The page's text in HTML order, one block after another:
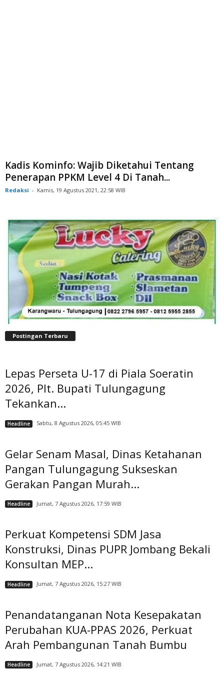
Kadis Kominfo: Wajib Diketahui Tentang
Penerapan PPKM Level 4 Di Tanah...
Redaksi - Kamis, 19 Agustus 2021, 22:58 WIB
Postingan Terbaru
Lepas Perseta U-17 di Piala Soeratin
2026, Plt. Bupati Tulungagung
Tekankan...
Headline Sabtu, 8 Agustus 2026, 05:45 WIB
Gelar Senam Masal, Dinas Ketahanan
Pangan Tulungagung Sukseskan
Gerakan Pangan Murah...
Headline Jumat, 7 Agustus 2026, 17:59 WIB
Perkuat Kompetensi SDM Jasa
Konstruksi, Dinas PUPR Jombang Bekali
Konsultan MEP...
Headline Jumat, 7 Agustus 2026, 15:27 WIB
Penandatanganan Nota Kesepakatan
Perubahan KUA-PPAS 2026, Perkuat
Arah Pembangunan Tanah Bumbu
Headline Jumat, 7 Agustus 2026, 14:21 WIB